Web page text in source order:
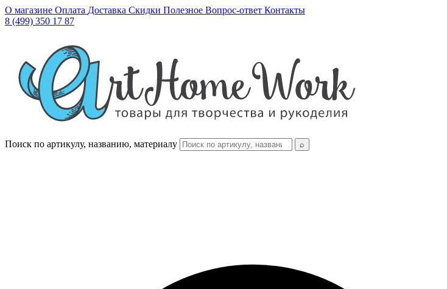
О магазине Оплата Доставка Скидки Полезное Вопрос-ответ Контакты
8 (499) 350 17 87
Поиск по артикулу, названию, материалу ⌕